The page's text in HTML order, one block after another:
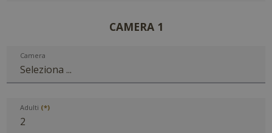
CAMERA 1
Camera
Adulti